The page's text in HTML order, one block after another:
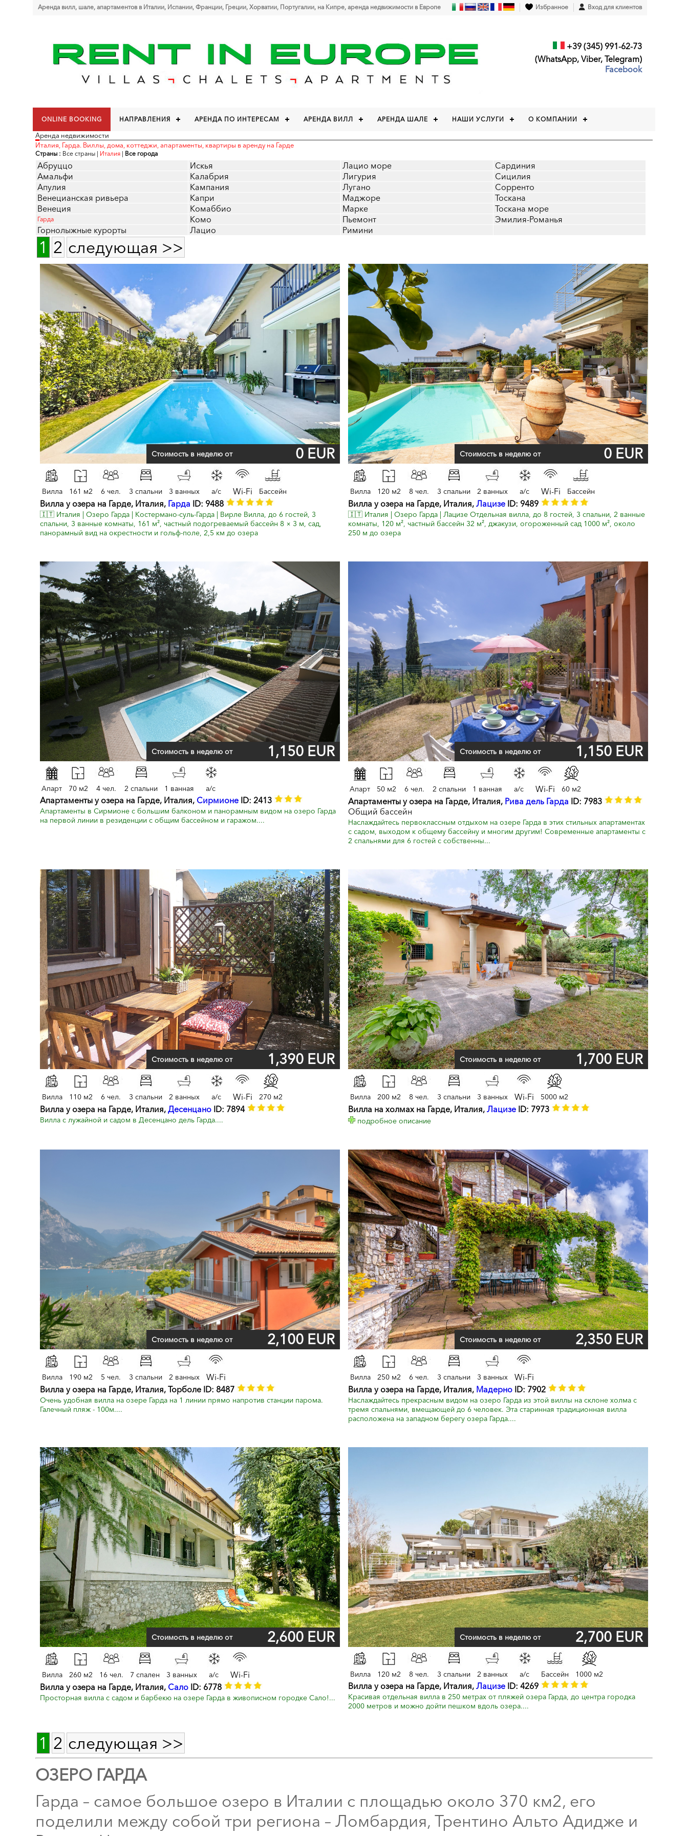
Аренда вилл, шале, апартаментов в Италии, Испании, Франции, Греции, Хорватии, Португалии, на Кипре, аренда недвижимости в Европе Избранное Вход для клиентов
+39 (345) 991-62-73
(WhatsApp, Viber, Telegram)
Facebook
ONLINE BOOKING НАПРАВЛЕНИЯ АРЕНДА ПО ИНТЕРЕСАМ АРЕНДА ВИЛЛ АРЕНДА ШАЛЕ НАШИ УСЛУГИ О КОМПАНИИ
Аренда недвижимости
Италия, Гарда. Виллы, дома, коттеджи, апартаменты, квартиры в аренду на Гарде
Страны : Все страны | Италия | Все города
Абруццо Искья Лацио море
Сардиния
Амальфи
Калабрия Лигурия
Сицилия
Апулия
Кампания Лугано
Сорренто
Венецианская ривьера
Капри Маджоре
Тоскана
Венеция
Комаббио Марке Тоскана море
Гарда Комо Пьемонт
Эмилия-Романья
Горнолыжные курорты
Лацио Римини
1 2 следующая >>
Стоимость в неделю от 0 EUR
Вилла 161 м2 6 чел. 3 спальни 3 ванных a/c Wi-Fi Бассейн
Вилла у озера на Гарде, Италия, Гарда ID: 9488
🇮🇹 Италия | Озеро Гарда | Костермано-суль-Гарда | Вирле Вилла, до 6 гостей, 3
спальни, 3 ванные комнаты, 161 м², частный подогреваемый бассейн 8 × 3 м, сад,
панорамный вид на окрестности и гольф-поле, 2,5 км до озера
Стоимость в неделю от 0 EUR
Вилла 120 м2 8 чел. 3 спальни 2 ванных a/c Wi-Fi Бассейн
Вилла у озера на Гарде, Италия, Лацизе ID: 9489
🇮🇹 Италия | Озеро Гарда | Лацизе Отдельная вилла, до 8 гостей, 3 спальни, 2 ванные
комнаты, 120 м², частный бассейн 32 м², джакузи, огороженный сад 1000 м², около
250 м до озера
Стоимость в неделю от 1,150 EUR
Апарт 70 м2 4 чел. 2 спальни 1 ванная a/c
Апартаменты у озера на Гарде, Италия, Сирмионе ID: 2413
Апартаменты в Сирмионе с большим балконом и панорамным видом на озеро Гарда
на первой линии в резиденции с общим бассейном и гаражом....
Стоимость в неделю от 1,150 EUR
Апарт 50 м2 6 чел. 2 спальни 1 ванная a/c Wi-Fi 60 м2
Апартаменты у озера на Гарде, Италия, Рива дель Гарда ID: 7983
Общий бассейн
Наслаждайтесь первоклассным отдыхом на озере Гарда в этих стильных апартаментах
с садом, выходом к общему бассейну и многим другим! Современные апартаменты с
2 спальнями для 6 гостей с собственны...
Стоимость в неделю от 1,390 EUR
Вилла 110 м2 6 чел. 3 спальни 2 ванных a/c Wi-Fi 270 м2
Вилла у озера на Гарде, Италия, Десенцано ID: 7894
Вилла с лужайной и садом в Десенцано дель Гарда....
Стоимость в неделю от 1,700 EUR
Вилла 200 м2 8 чел. 3 спальни 3 ванных Wi-Fi 5000 м2
Вилла на холмах на Гарде, Италия, Лацизе ID: 7973
подробное описание
Стоимость в неделю от 2,100 EUR
Вилла 190 м2 5 чел. 3 спальни 2 ванных
Wi-Fi
Вилла у озера на Гарде, Италия, Торболе ID: 8487
Очень удобная вилла на озере Гарда на 1 линии прямо напротив станции парома.
Галечный пляж - 100м....
Стоимость в неделю от 2,350 EUR
Вилла 250 м2 6 чел. 3 спальни 3 ванных
Wi-Fi
Вилла у озера на Гарде, Италия, Мадерно ID: 7902
Наслаждайтесь прекрасным видом на озеро Гарда из этой виллы на склоне холма с
тремя спальнями, вмещающей до 6 человек. Эта старинная традиционная вилла
расположена на западном берегу озера Гарда....
Стоимость в неделю от 2,600 EUR
Вилла 260 м2 16 чел. 7 спален 3 ванных a/c
Wi-Fi
Вилла у озера на Гарде, Италия, Сало ID: 6778
Просторная вилла с садом и барбекю на озере Гарда в живописном городке Сало!...
Стоимость в неделю от 2,700 EUR
Вилла 120 м2 8 чел. 3 спальни 2 ванных a/c Бассейн 1000 м2
Вилла у озера на Гарде, Италия, Лацизе ID: 4269
Красивая отдельная вилла в 250 метрах от пляжей озера Гарда, до центра городка
2000 метров и можно дойти пешком вдоль озера....
1 2 следующая >>
ОЗЕРО ГАРДА
Гарда – самое большое озеро в Италии с площадью около 370 км2, его
поделили между собой три региона – Ломбардия, Трентино Альто Адидже и